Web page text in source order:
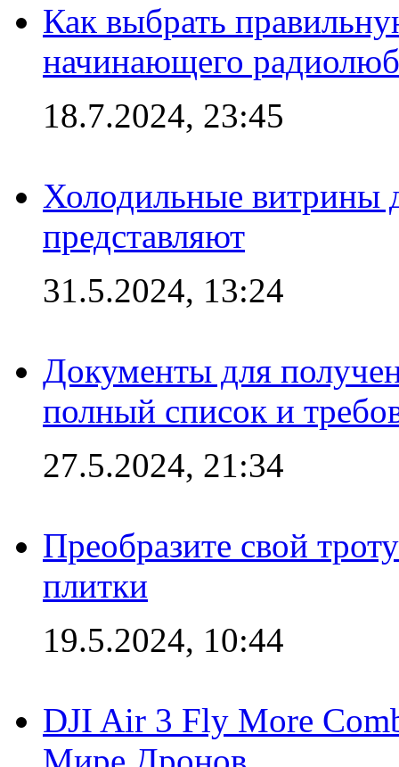
Как выбрать
начинающего
18.7.2024, 23:45
Холодильные витрины
представляют
31.5.2024, 13:24
Документы для
полный список и
27.5.2024, 21:34
Преобразите свой
плитки
19.5.2024, 10:44
DJI Air 3 Fly More